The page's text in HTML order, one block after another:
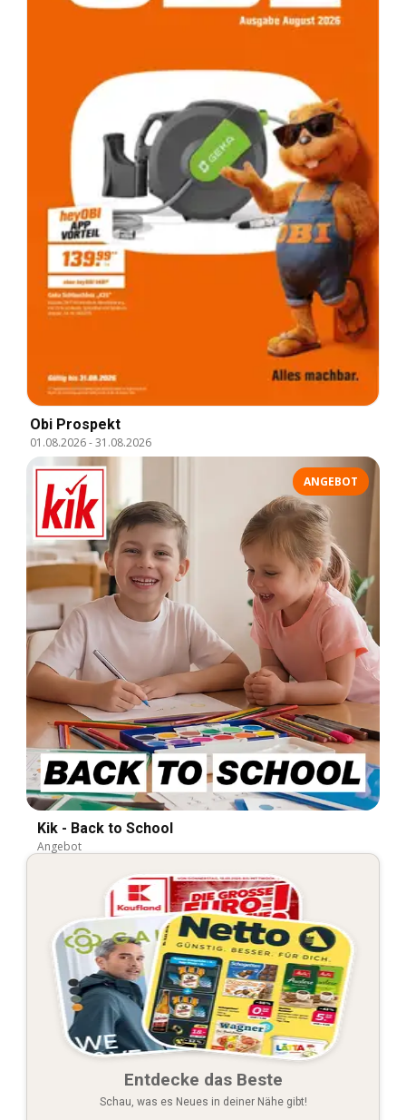
Obi Prospekt
01.08.2026-31.08.2026
ANGEBOT
Kik - Back to School
Angebot
Entdecke das Beste
Schau, was es Neues in deiner Nähe gibt!